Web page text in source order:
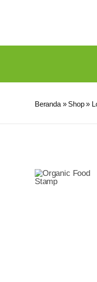
Beranda» Shop»